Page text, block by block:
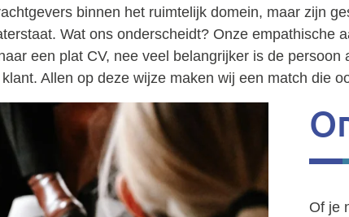
binnen het ruimtelijk domein, maar zijn
Wat ons onderscheidt? Onze empathische
een plat CV, nee veel belangrijker is de persoon
Allen op deze wijze maken wij een match die
Of je